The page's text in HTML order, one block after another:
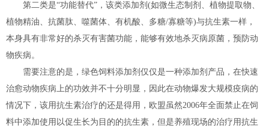
第二类是“功能替代”，该类添加剂(如微生态制剂、植物提取物、
植物精油、抗菌肽、噬菌体、有机酸、多糖/寡糖等)与抗生素一样，
本身具有非常好的杀灭有害菌功能，能够有效地杀灭病原菌，预防动
物疾病。
需要注意的是，绿色饲料添加剂仅仅是一种添加剂产品，在快速
治愈动物疾病上的功效并不十分明显，因此在动物爆发大规模疫病的
情况下，该用抗生素治疗的还是得用，欧盟虽然2006年全面禁止在饲
料中添加使用以促生长为目的的抗生素，但是养殖现场的治疗用抗生